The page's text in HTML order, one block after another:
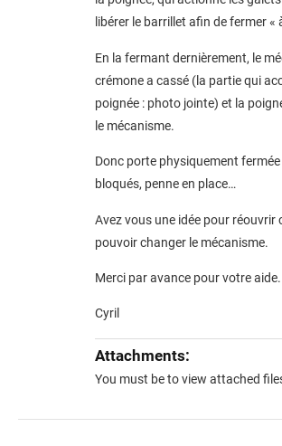
libérer le barrillet afin de fermer «
En la fermant dernièrement, le
crémone a cassé (la partie qui
poignée : photo jointe) et la
le mécanisme.
Donc porte physiquement
bloqués, penne en place…
Avez vous une idée pour réouvrir
pouvoir changer le mécanisme.
Merci par avance pour votre aide.
Cyril
Attachments:
You must beto view attached